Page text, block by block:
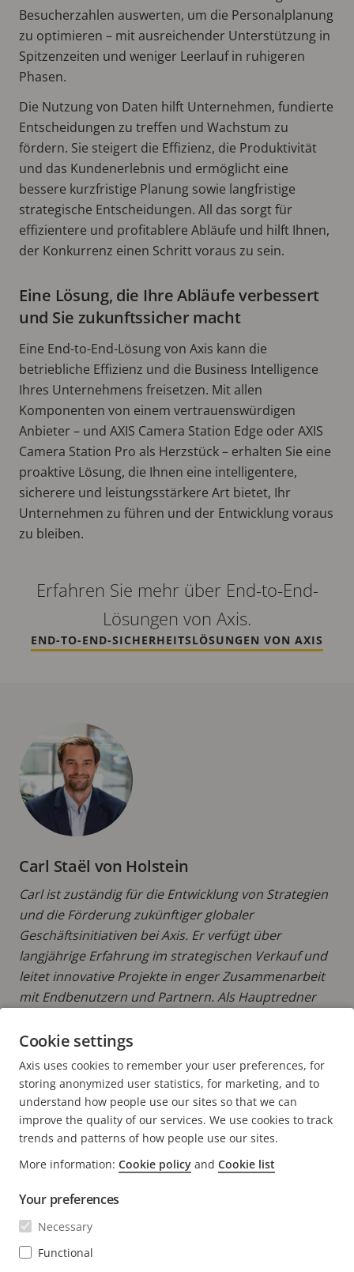
Besucherzahlen auswerten, um die Personalplanung
zu optimieren – mit ausreichender Unterstützung in
Spitzenzeiten und weniger Leerlauf in ruhigeren
Phasen.
Die Nutzung von Daten hilft Unternehmen, fundierte
Entscheidungen zu treffen und Wachstum zu
fördern. Sie steigert die Effizienz, die Produktivität
und das Kundenerlebnis und ermöglicht eine
bessere kurzfristige Planung sowie langfristige
strategische Entscheidungen. All das sorgt für
effizientere und profitablere Abläufe und hilft Ihnen,
der Konkurrenz einen Schritt voraus zu sein.
Eine Lösung, die Ihre Abläufe verbessert
und Sie zukunftssicher macht
Eine End-to-End-Lösung von Axis kann die
betriebliche Effizienz und die Business Intelligence
Ihres Unternehmens freisetzen. Mit allen
Komponenten von einem vertrauenswürdigen
Anbieter – und AXIS Camera Station Edge oder AXIS
Camera Station Pro als Herzstück – erhalten Sie eine
proaktive Lösung, die Ihnen eine intelligentere,
sicherere und leistungsstärkere Art bietet, Ihr
Unternehmen zu führen und der Entwicklung voraus
zu bleiben.
Erfahren Sie mehr über End-to-End-
Lösungen von Axis.
END-TO-END-SICHERHEITSLÖSUNGEN VON AXIS
Carl Staël von Holstein
Carl ist zuständig für die Entwicklung von Strategien
und die Förderung zukünftiger globaler
Geschäftsinitiativen bei Axis. Er verfügt über
langjährige Erfahrung im strategischen Verkauf und
leitet innovative Projekte in enger Zusammenarbeit
mit Endbenutzern und Partnern. Als Hauptredner
im Bereich der Vordenker-Kommunikation.
MEHR BEITRÄGE LESEN VON CARL
Kontaktieren Sie uns
Experience Center
NEWS & STORYS
ABONNIEREN
Cookie settings
Axis uses cookies to remember your user preferences, for
storing anonymized user statistics, for marketing, and to
understand how people use our sites so that we can
improve the quality of our services. We use cookies to track
trends and patterns of how people use our sites.
More information: Cookie policy and Cookie list
Your preferences
Necessary
Functional